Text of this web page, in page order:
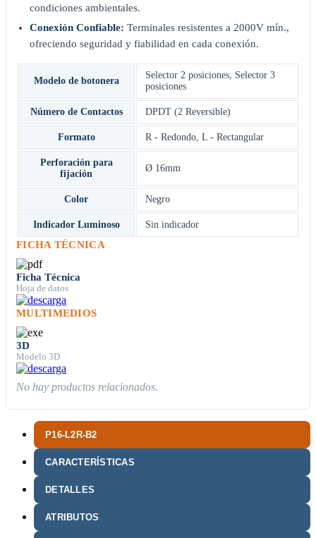
P16-L2R-B2
CARACTERÍSTICAS
DETALLES
ATRIBUTOS
condiciones ambientales.
Conexión Confiable: Terminales resistentes a 2000V mín.,
ofreciendo seguridad y fiabilidad en cada conexión.
Modelo de botonera
Selector 2 posiciones Selector 3
posiciones
Número de Contactos DPDT (2 Reversible)
Formato R - Redondo L - Rectangular
Perforación para
fijación
Ø 16mm
Color Negro
Indicador Luminoso Sin indicador
FICHA TÉCNICA
Ficha Técnica
Hoja de datos
MULTIMEDIOS
3D
Modelo 3D
No hay productos relacionados.